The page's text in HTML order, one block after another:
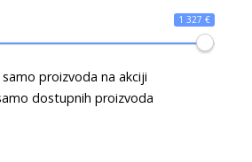
1 327 €
samo proizvoda na akciji
dostupnih proizvoda